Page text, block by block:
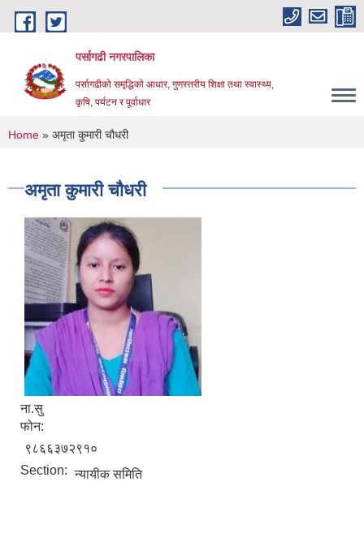
Skip to main content
पर्सागढी नगरपालिका
पर्सागढीको समृद्धिको आधार, गुणस्तरीय शिक्षा तथा स्वास्थ्य,
कृषि, पर्यटन र पूर्वाधार
You are here
Home » अमृता कुमारी चौधरी
अमृता कुमारी चौधरी
ना.सु
फोन:
९८६६३७२९१०
Section: न्यायीक समिति